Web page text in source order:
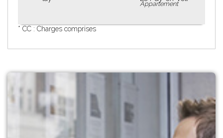
* CC : Charges comprises